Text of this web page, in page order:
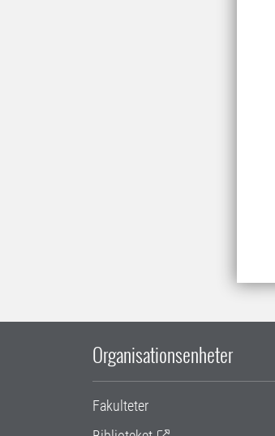
Organisationsenheter
Fakulteter